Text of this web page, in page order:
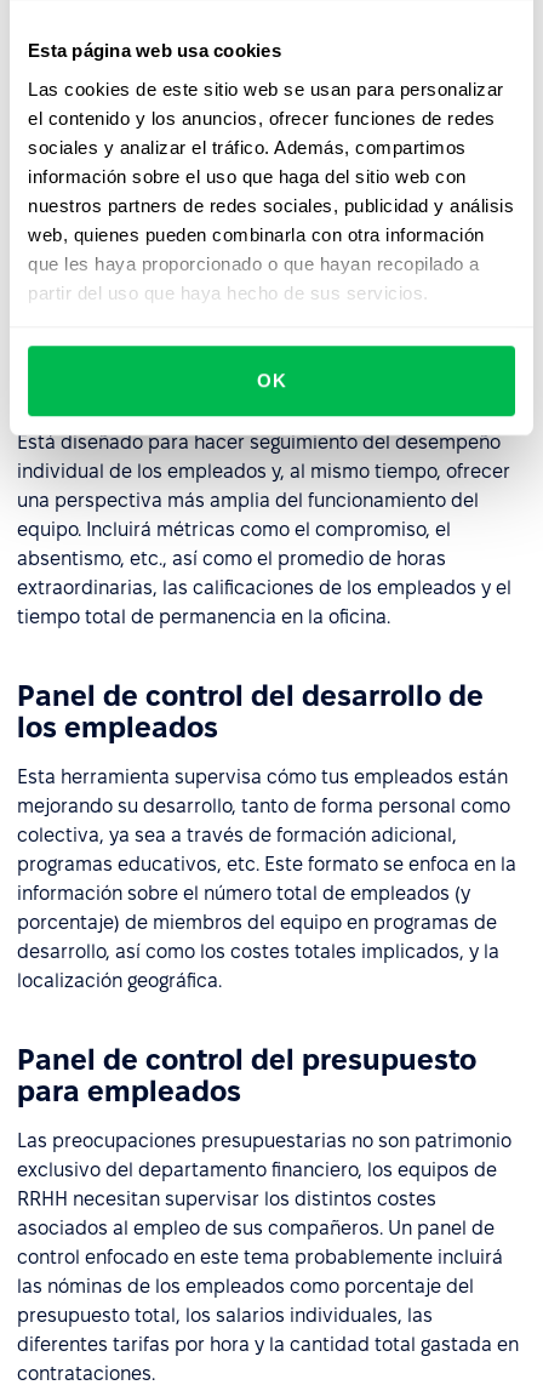
Esta página web usa cookies
Las cookies de este sitio web se usan para personalizar
el contenido y los anuncios, ofrecer funciones de redes
sociales y analizar el tráfico. Además, compartimos
información sobre el uso que haga del sitio web con
nuestros partners de redes sociales, publicidad y análisis
web, quienes pueden combinarla con otra información
que les haya proporcionado o que hayan recopilado a
partir del uso que haya hecho de sus servicios.
OK
Plantillas de paneles de control
de RRHH
Los paneles de control de RRHH se pueden personalizar
según las necesidades específicas de cada empresa,
aunque algunas de las plantillas más comunes son las
siguientes:
desempeño de los empleados
, desarrollo de
los empleados y presupuesto de los empleados.
Está diseñado para hacer seguimiento del desempeño
individual de los empleados y, al mismo tiempo, ofrecer
una perspectiva más amplia del funcionamiento del
equipo. Incluirá métricas como el compromiso, el
absentismo, etc., así como el promedio de horas
extraordinarias, las calificaciones de los empleados y el
tiempo total de permanencia en la oficina.
Panel de control del desarrollo de
los empleados
Esta herramienta supervisa cómo tus empleados están
mejorando su desarrollo, tanto de forma personal como
colectiva, ya sea a través de formación adicional,
programas educativos, etc. Este formato se enfoca en la
información sobre el número total de empleados (y
porcentaje) de miembros del equipo en programas de
desarrollo, así como los costes totales implicados, y la
localización geográfica.
Panel de control del presupuesto
para empleados
Las preocupaciones presupuestarias no son patrimonio
exclusivo del departamento financiero, los equipos de
RRHH necesitan supervisar los distintos costes
asociados al empleo de sus compañeros. Un panel de
control enfocado en este tema probablemente incluirá
las nóminas de los empleados como porcentaje del
presupuesto total, los salarios individuales, las
diferentes tarifas por hora y la cantidad total gastada en
contrataciones.